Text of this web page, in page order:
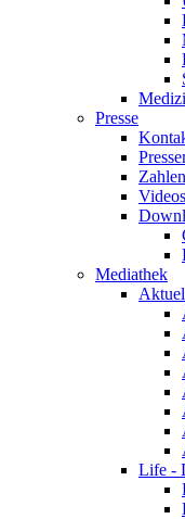
Presse
Mediathek
Life -